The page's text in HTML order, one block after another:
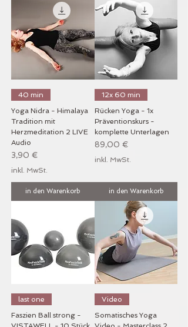
40 min
Yoga Nidra - Himalaya
Tradition mit
Herzmeditation 2 LIVE
Audio
Preis
3,90 €
inkl. MwSt.
in den Warenkorb
12x 60 min
Rücken Yoga - 1x
Präventionskurs -
komplette Unterlagen
Preis
89,00 €
inkl. MwSt.
in den Warenkorb
last one
Faszien Ball strong -
Video
Somatisches Yoga